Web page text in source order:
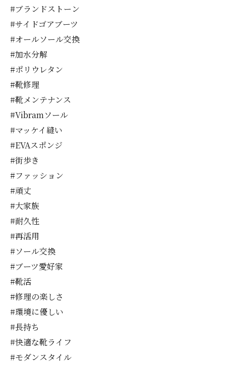
#ブランドストーン
#サイドゴアブーツ
#オールソール交換
#加水分解
#ポリウレタン
#靴修理
#靴メンテナンス
#Vibramソール
#マッケイ縫い
#EVAスポンジ
#街歩き
#ファッション
#頑丈
#大家族
#耐久性
#再活用
#ソール交換
#ブーツ愛好家
#靴活
#修理の楽しさ
#環境に優しい
#長持ち
#快適な靴ライフ
#モダンスタイル